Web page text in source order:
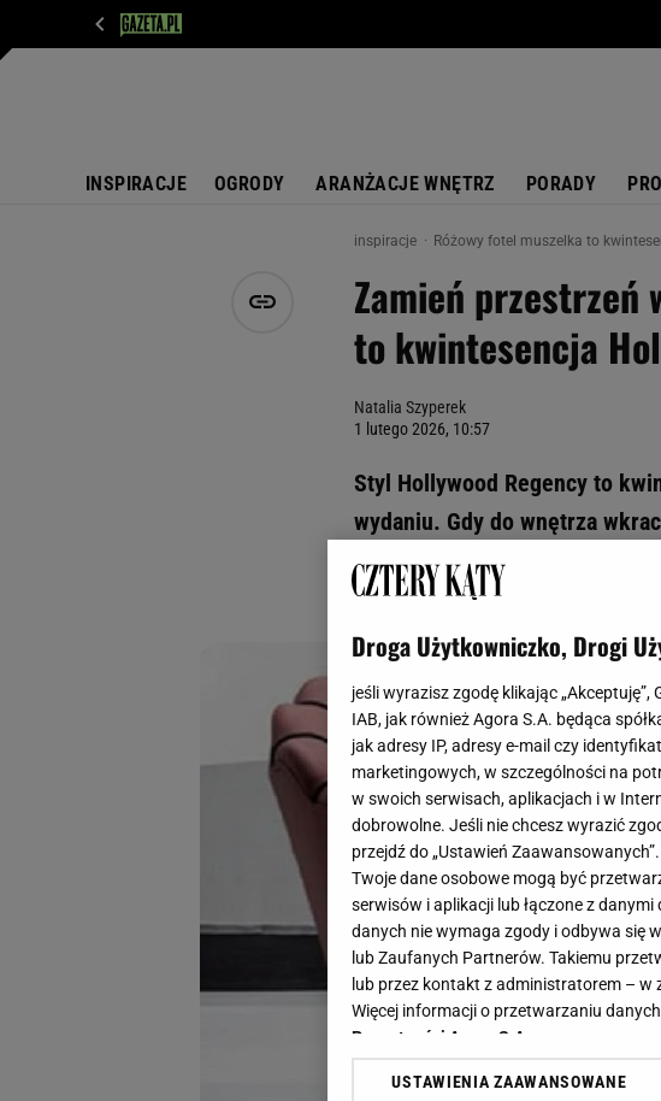
INSPIRACJE OGRODY ARANŻACJE WNĘTRZ PORADY
inspiracje Różowy fotel muszelka to
Zamień przestrzeń
to kwintesencja
Natalia Szyperek
1 lutego 2026, 10:57
Styl Hollywood Regency to
wydaniu. Gdy do wnętrza
scenę z filmu. Odkryj, jak
wystrój, który wygląda jak VIP-
Droga Użytkowniczko, Drogi
jeśli wyrazisz zgodę klikając
IAB, jak również Agora S.A. będąca
jak adresy IP, adresy e-mail czy
marketingowych, w szczególności na
w swoich serwisach, aplikacjach i w
dobrowolne. Jeśli nie chcesz wyrazić
przejdź do „Ustawień Zaawansowanych”.
Twoje dane osobowe mogą być
serwisów i aplikacji lub łączone z
danych nie wymaga zgody i odbywa się
lub Zaufanych Partnerów. Takiemu
lub przez kontakt z administratorem – w
Więcej informacji o przetwarzaniu
Prywatności Agora S.A.
Klikając „Akceptuję” wyrażasz też
USTAWIENIA ZAAWANSOWANE